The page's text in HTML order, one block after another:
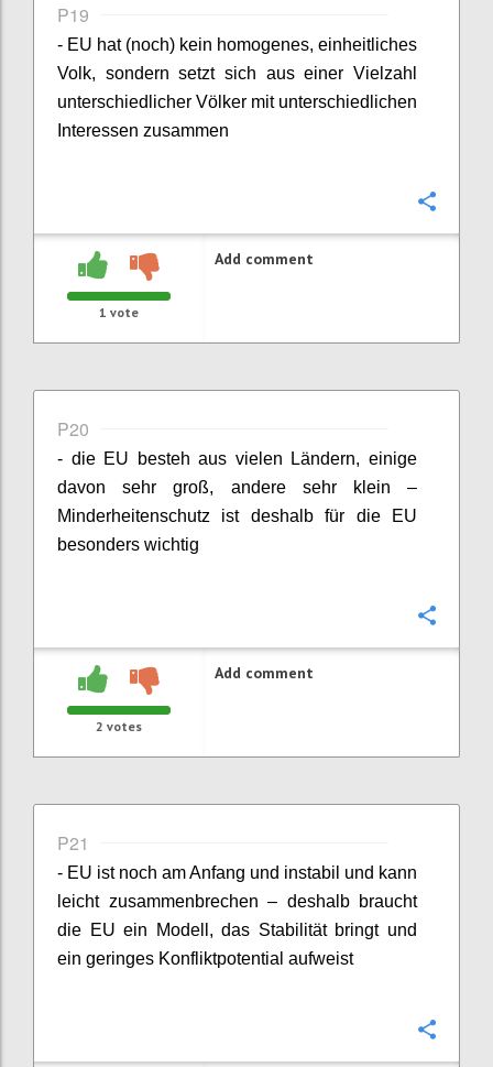
P19
- EU hat (noch) kein homogenes, einheitliches
Volk, sondern setzt sich aus einer Vielzahl
unterschiedlicher Völker mit unterschiedlichen
Interessen zusammen
1 vote
Add comment
P20
- die EU besteh aus vielen Ländern, einige
davon sehr groß, andere sehr klein –
Minderheitenschutz ist deshalb für die EU
besonders wichtig
2 votes
Add comment
P21
- EU ist noch am Anfang und instabil und kann
leicht zusammenbrechen – deshalb braucht
die EU ein Modell, das Stabilität bringt und
ein geringes Konfliktpotential aufweist